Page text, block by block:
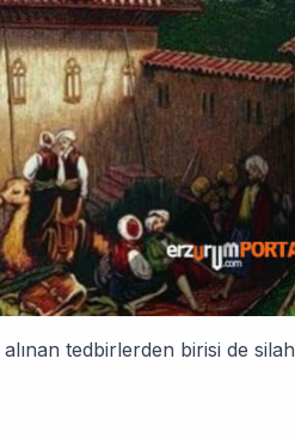
tedbirlerden birisi de silah